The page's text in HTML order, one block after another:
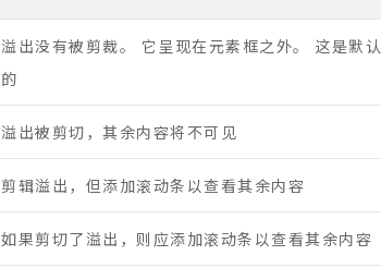
溢出没有被剪裁。 它呈现在元素框之外。 这是默认
的
溢出被剪切，其余内容将不可见
剪辑溢出，但添加滚动条以查看其余内容
如果剪切了溢出，则应添加滚动条以查看其余内容